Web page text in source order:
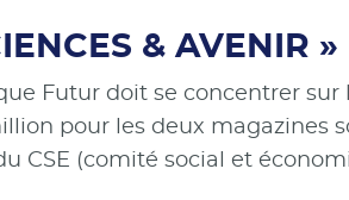
& AVENIR
Futur doit se concentrer
pour les deux magazines
CSE (comité social et